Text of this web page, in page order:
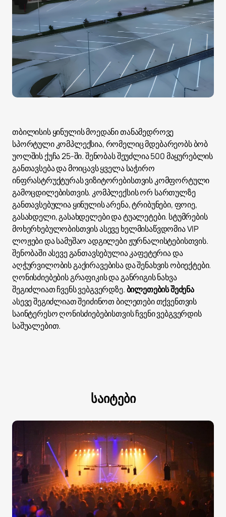
თბილისის ყინულის მოედანი თანამედროვე
სპორტული კომპლექსია, რომელიც მდებარეობს ბობ
უოლშის ქუჩა 25-ში. შენობას შეუძლია 500 მაყურებლის
განთავსება და მოიცავს ყველა საჭირო
ინფრასტრუქტურას ვიზიტორებისთვის კომფორტული
გამოცდილებისთვის. კომპლექსის ორ სართულზე
განთავსებულია ყინულის არენა, ტრიბუნები, ფოიე,
გასახდელი, გასახდელები და ტუალეტები. სტუმრების
მოხერხებულობისთვის ასევე ხელმისაწვდომია VIP
ლოჟები და სამუშაო ადგილები ჟურნალისტებისთვის.
შენობაში ასევე განთავსებულია კაფეტერია და
აღჭურვილობის გაქირავებისა და შენახვის ობიექტები.
ღონისძიებების გრაფიკის და განრიგის ნახვა
შეგიძლიათ ჩვენს ვებგვერდზე.ბილეთების შეძენა
ასევე შეგიძლიათ შეიძინოთ ბილეთები თქვენთვის
საინტერესო ღონისძიებებისთვის ჩვენი ვებგვერდის
საშუალებით.
საიტები